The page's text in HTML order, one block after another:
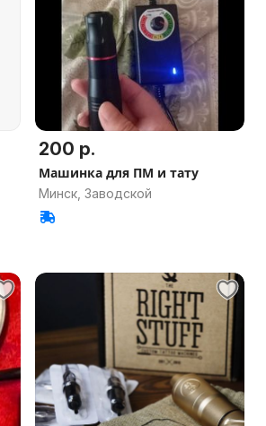
200 р.
Машинка для ПМ и тату
Минск, Заводской